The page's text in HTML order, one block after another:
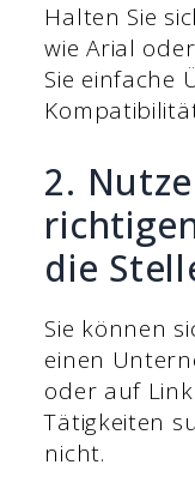
Halten Sie
wie Arial
Sie einfache
2.
die
Sie können
einen
oder auf
Tätigkeiten
nicht.